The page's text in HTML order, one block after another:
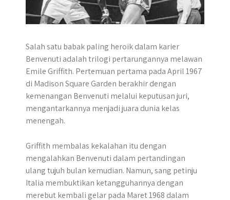
Salah satu babak paling heroik dalam karier
Benvenuti adalah trilogi pertarungannya melawan
Emile Griffith. Pertemuan pertama pada April 1967
di Madison Square Garden berakhir dengan
kemenangan Benvenuti melalui keputusan juri,
mengantarkannya menjadi juara dunia kelas
menengah.
Griffith membalas kekalahan itu dengan
mengalahkan Benvenuti dalam pertandingan
ulang tujuh bulan kemudian. Namun, sang petinju
Italia membuktikan ketangguhannya dengan
merebut kembali gelar pada Maret 1968 dalam